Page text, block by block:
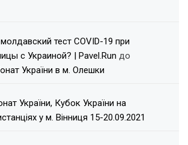
тест COVID-19 при
с Украиной? | Pavel.Run до
України в м. Олешки
України, Кубок України на
у м. Вінниця 15-20.09.2021